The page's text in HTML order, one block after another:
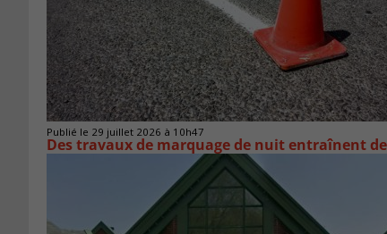
Publié le 29 juillet 2026 à 10h47
Des travaux de marquage de nuit entraînent